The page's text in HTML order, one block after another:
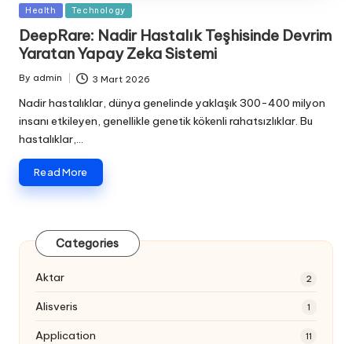
Posted
Health Technology
DeepRare: Nadir Hastalık Teşhisinde Devrim
Yaratan Yapay Zeka Sistemi
Posted
By admin 3 Mart 2026
Nadir hastalıklar, dünya genelinde yaklaşık 300-400 milyon
insanı etkileyen, genellikle genetik kökenli rahatsızlıklar. Bu
hastalıklar,…
Read More
Categories
Aktar 2
Alisveris 1
Application 11